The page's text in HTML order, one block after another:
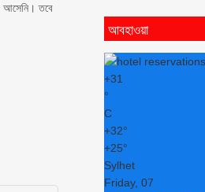
আসেনি। তবে
আবহাওয়া
+31
°
C
+32°
+25°
Sylhet
Friday, 07